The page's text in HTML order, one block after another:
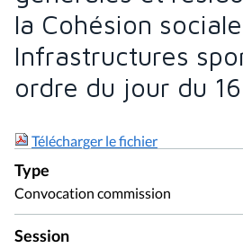
la Cohésion
Infrastructures
ordre du jour du
Télécharger le fichier
Type
Convocation commission
Session